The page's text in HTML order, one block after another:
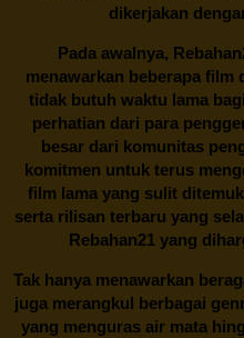
dikerjakan
Pada awalnya,
menawarkan beberapa film
tidak butuh waktu lama
perhatian dari para
besar dari komunitas
komitmen untuk terus
film lama yang sulit
serta rilisan terbaru yang
Rebahan21 yang
Tak hanya menawarkan
juga merangkul berbagai
yang menguras air mata